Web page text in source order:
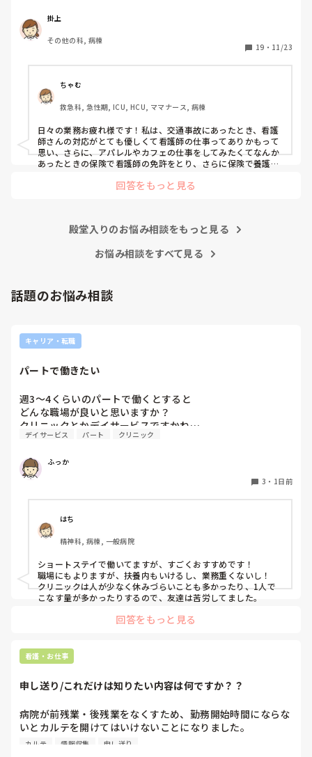
続けてしまっています。
みなさんはどういったきっかけで看護師を目指したり、今の
科についていたりしますか？
笑
掛上
その他の科, 病棟
19 ・ 11/23
ちゃむ
救急科, 急性期, ICU, HCU, ママナース, 病棟
日々の業務お疲れ様です！私は、交通事故にあったとき、看護
師さんの対応がとても優しくて看護師の仕事ってありかもって
思い、さらに、アパレルやカフェの仕事をしてみたくてなんか
あったときの保険で看護師の免許をとり、さらに保険で養護教
回答をもっと見る
殿堂入りのお悩み相談をもっと見る
お悩み相談をすべて見る
話題のお悩み相談
キャリア・転職
パートで働きたい
週3〜4くらいのパートで働くとすると
どんな職場が良いと思いますか？
クリニックとかデイサービスですかね…
デイサービス パート クリニック
ふっか
3 ・ 1日前
はち
精神科, 病棟, 一般病院
ショートステイで働いてますが、すごくおすすめです！
職場にもよりますが、扶養内もいけるし、業務重くないし！
クリニックは人が少なく休みづらいことも多かったり、1人で
こなす量が多かったりするので、友達は苦労してました。
回答をもっと見る
看護・お仕事
申し送り/これだけは知りたい内容は何ですか？？
病院が前残業・後残業をなくすため、勤務開始時間にならな
いとカルテを開けてはいけないことになりました。
カルテ 情報収集 申し送り